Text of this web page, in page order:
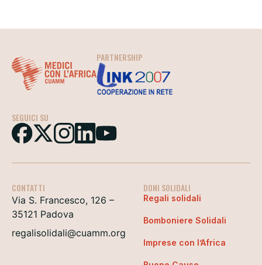
PARTNERSHIP
SEGUICI SU
CONTATTI
Via S. Francesco, 126 –
35121 Padova
regalisolidali@cuamm.org
DONI SOLIDALI
Regali solidali
Bomboniere Solidali
Imprese con l’Africa